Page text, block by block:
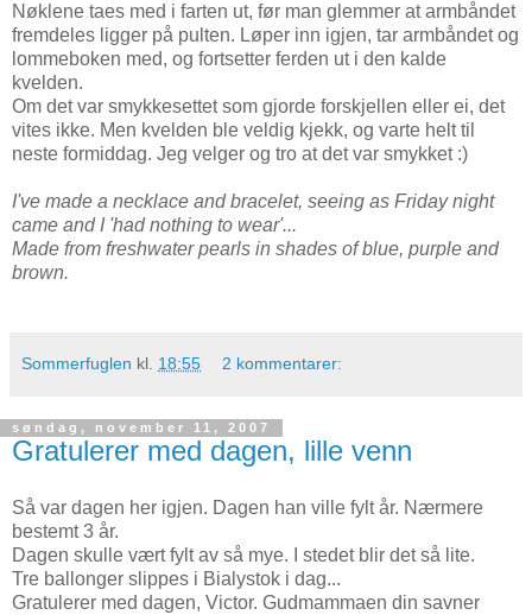
Nøklene taes med i farten ut, før man glemmer at armbåndet
fremdeles ligger på pulten. Løper inn igjen, tar armbåndet og
lommeboken med, og fortsetter ferden ut i den kalde
kvelden.
Om det var smykkesettet som gjorde forskjellen eller ei, det
vites ikke. Men kvelden ble veldig kjekk, og varte helt til
neste formiddag. Jeg velger og tro at det var smykket :)
I've made a necklace and bracelet, seeing as Friday night
came and I 'had nothing to wear'...
Made from freshwater pearls in shades of blue, purple and
brown.
Sommerfuglen kl. 18:55 2 kommentarer:
søndag, november 11, 2007
Gratulerer med dagen, lille venn
Så var dagen her igjen. Dagen han ville fylt år. Nærmere
bestemt 3 år.
Dagen skulle vært fylt av så mye. I stedet blir det så lite.
Tre ballonger slippes i Bialystok i dag...
Gratulerer med dagen, Victor. Gudmammaen din savner